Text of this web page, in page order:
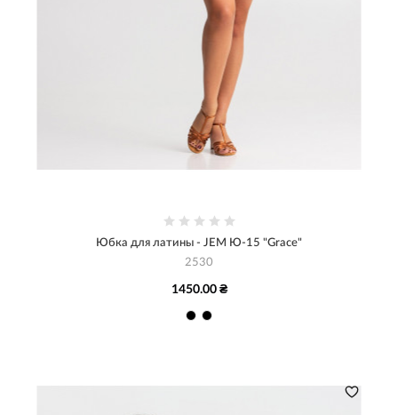
Юбка для латины - JEM Ю-15 "Grace"
2530
1450.00 ₴